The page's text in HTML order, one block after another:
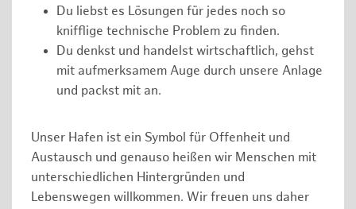
Du liebst es Lösungen für jedes noch so
knifflige technische Problem zu finden.
Du denkst und handelst wirtschaftlich, gehst
mit aufmerksamem Auge durch unsere Anlage
und packst mit an.
Unser Hafen ist ein Symbol für Offenheit und
Austausch und genauso heißen wir Menschen mit
unterschiedlichen Hintergründen und
Lebenswegen willkommen. Wir freuen uns daher